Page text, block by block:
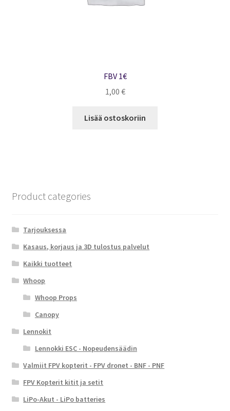
FBV 1€
1,00 €
Lisää ostoskoriin
Product categories
Tarjouksessa
Kasaus, korjaus ja 3D tulostus palvelut
Kaikki tuotteet
Whoop
Whoop Props
Canopy
Lennokit
Lennokki ESC - Nopeudensäädin
Valmiit FPV kopterit - FPV dronet - BNF - PNF
FPV Kopterit kitit ja setit
LiPo-Akut - LiPo batteries